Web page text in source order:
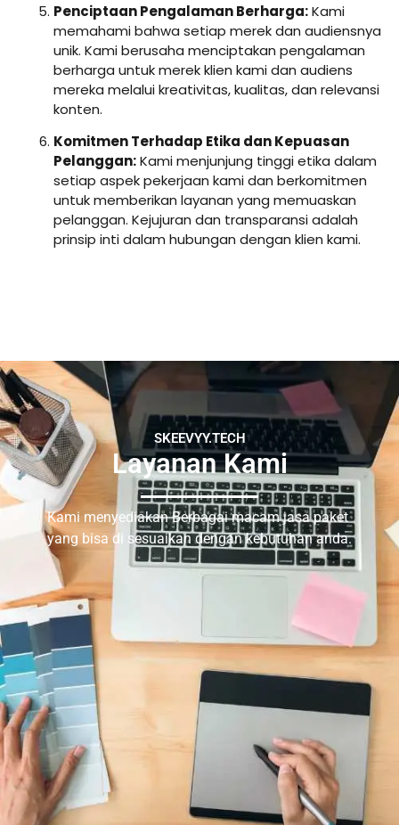
Penciptaan Pengalaman Berharga:Kami
memahami bahwa setiap merek dan audiensnya
unik. Kami berusaha menciptakan pengalaman
berharga untuk merek klien kami dan audiens
mereka melalui kreativitas, kualitas, dan relevansi
konten.
Komitmen Terhadap Etika dan Kepuasan
Pelanggan:Kami menjunjung tinggi etika dalam
setiap aspek pekerjaan kami dan berkomitmen
untuk memberikan layanan yang memuaskan
pelanggan. Kejujuran dan transparansi adalah
prinsip inti dalam hubungan dengan klien kami.
SKEEVYY.TECH
Layanan Kami
Kami menyediakan Berbagai macam jasa paket
yang bisa di sesuaikan dengan kebutuhan anda.